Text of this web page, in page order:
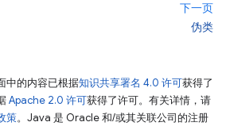
下一页
伪类
中的内容已根据知识共享署名 4.0 许可获得了
Apache 2.0 许可获得了许可。有关详情，请
策。Java 是 Oracle 和/或其关联公司的注册